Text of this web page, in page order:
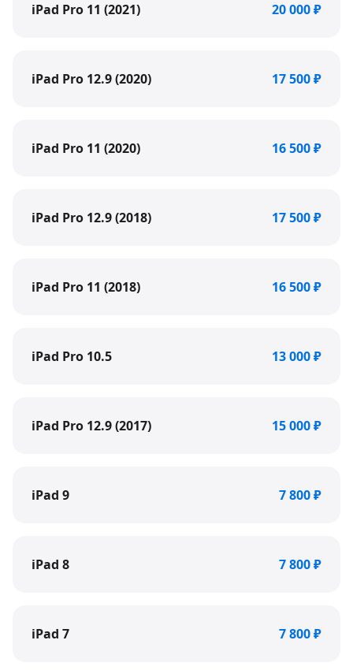
iPad Pro 11 (2021) 20 000 ₽
iPad Pro 12.9 (2020) 17 500 ₽
iPad Pro 11 (2020) 16 500 ₽
iPad Pro 12.9 (2018) 17 500 ₽
iPad Pro 11 (2018) 16 500 ₽
iPad Pro 10.5 13 000 ₽
iPad Pro 12.9 (2017) 15 000 ₽
iPad 9 7 800 ₽
iPad 8 7 800 ₽
iPad 7 7 800 ₽